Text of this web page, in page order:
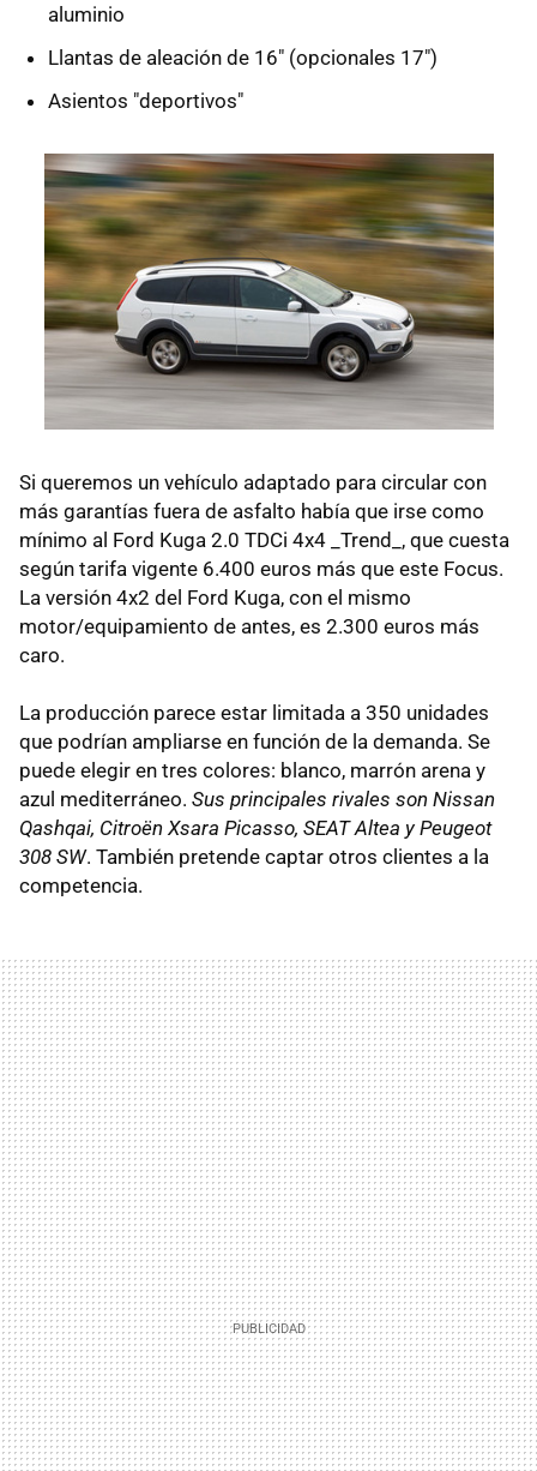
aluminio
Llantas de aleación de 16" (opcionales 17")
Asientos "deportivos"
Si queremos un vehículo adaptado para circular con
más garantías fuera de asfalto había que irse como
mínimo al Ford Kuga 2.0 TDCi 4x4 _Trend_, que cuesta
según tarifa vigente 6.400 euros más que este Focus.
La versión 4x2 del Ford Kuga, con el mismo
motor/equipamiento de antes, es 2.300 euros más
caro.
La producción parece estar limitada a 350 unidades
que podrían ampliarse en función de la demanda. Se
puede elegir en tres colores: blanco, marrón arena y
azul mediterráneo. Sus principales rivales son Nissan
Qashqai, Citroën Xsara Picasso, SEAT Altea y Peugeot
308 SW. También pretende captar otros clientes a la
competencia.